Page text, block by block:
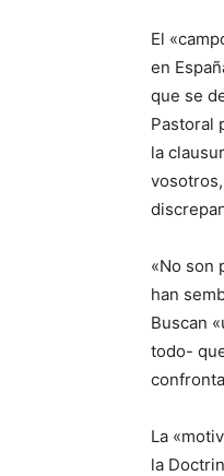
El
en
que se
Pastoral
la
«No son
han
Buscan
todo-
La
la